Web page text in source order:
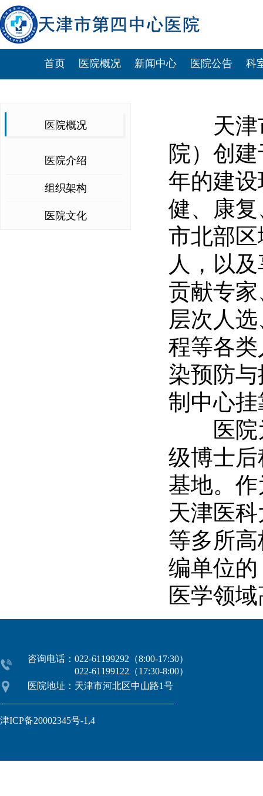
首页 医院概况 新闻中心 医院公告 科
医院概况
医院介绍
组织架构
医院文化
天津市
院）创
年的建
健、康
市北部
人，以
贡献专
层次人
程等各
染预防
制中心
医院为
级博士
基地。
天津医
等多所
编单位
医学领
咨询电话：022-61199292（8:00-17:30）
022-61199122（17:30-8:00）
医院地址：天津市河北区中山路1号
津ICP备20002345号-1,4